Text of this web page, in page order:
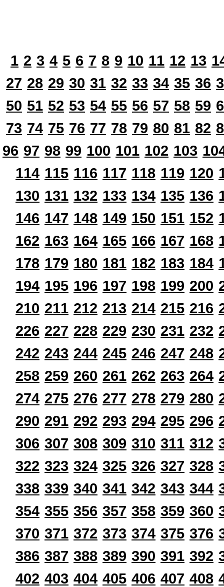
1 2 3 4 5 6 7 8 9 10 11 12 13
27 28 29 30 31 32 33 34 35 36
50 51 52 53 54 55 56 57 58 59
73 74 75 76 77 78 79 80 81 82
96 97 98 99 100 101 102 103
114 115 116 117 118 119 120
130 131 132 133 134 135 136
146 147 148 149 150 151 152
162 163 164 165 166 167 168
178 179 180 181 182 183 184
194 195 196 197 198 199 200
210 211 212 213 214 215 216
226 227 228 229 230 231 232
242 243 244 245 246 247 248
258 259 260 261 262 263 264
274 275 276 277 278 279 280
290 291 292 293 294 295 296
306 307 308 309 310 311 312
322 323 324 325 326 327 328
338 339 340 341 342 343 344
354 355 356 357 358 359 360
370 371 372 373 374 375 376
386 387 388 389 390 391 392
402 403 404 405 406 407 408